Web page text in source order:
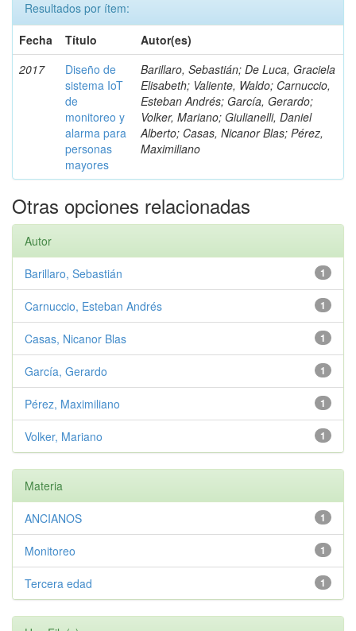
Resultados por ítem:
Fecha
Título
Autor(es)
2017
Diseño de
sistema IoT
de
monitoreo y
alarma para
personas
mayores
Barillaro, Sebastián; De Luca, Graciela
Elisabeth; Valiente, Waldo; Carnuccio,
Esteban Andrés; García, Gerardo;
Volker, Mariano; Giulianelli, Daniel
Alberto; Casas, Nicanor Blas; Pérez,
Maximiliano
Otras opciones relacionadas
Autor
1
Barillaro, Sebastián
1
Carnuccio, Esteban Andrés
1
Casas, Nicanor Blas
1
García, Gerardo
1
Pérez, Maximiliano
1
Volker, Mariano
Materia
1
ANCIANOS
1
Monitoreo
1
Tercera edad